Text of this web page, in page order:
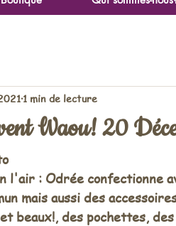
Waou! 20
1 min de lecture
l'air : Odrée confectionne
mais aussi des
beaux!, des pochettes, des